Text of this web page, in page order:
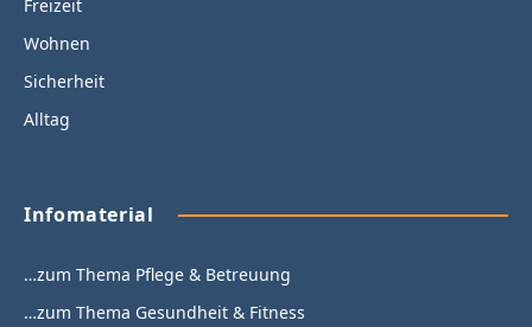
Freizeit
Wohnen
Sicherheit
Alltag
Infomaterial
…zum Thema Pflege & Betreuung
…zum Thema Gesundheit & Fitness